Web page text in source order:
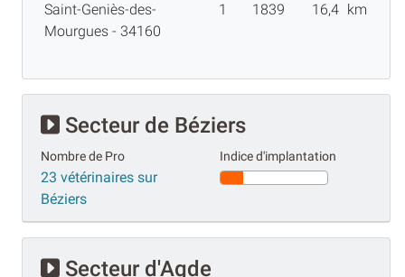
Saint-Geniès-des-
Mourgues - 34160
1 1839 16,4 km
Secteur de Béziers
Nombre de Pro
23 vétérinaires sur
Béziers
Indice d'implantation
Secteur d'Agde